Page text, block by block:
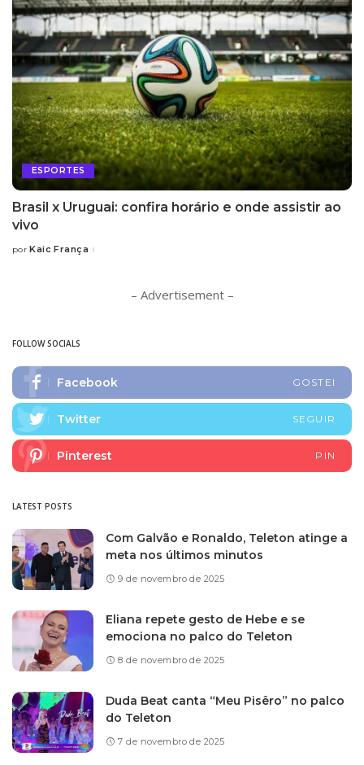
ESPORTES
Brasil x Uruguai: confira horário e onde assistir ao
vivo
Posted
por Kaic França
– Advertisement –
FOLLOW SOCIALS
Facebook GOSTEI
Twitter SEGUIR
Pinterest PIN
LATEST POSTS
Com Galvão e Ronaldo, Teleton atinge a
meta nos últimos minutos
9 de novembro de 2025
Eliana repete gesto de Hebe e se
emociona no palco do Teleton
8 de novembro de 2025
Duda Beat canta “Meu Pisêro” no palco
do Teleton
7 de novembro de 2025